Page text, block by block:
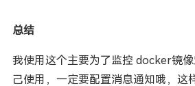
总结
我使用这个主要为了监控 docker镜
己使用，一定要配置消息通知哦，这